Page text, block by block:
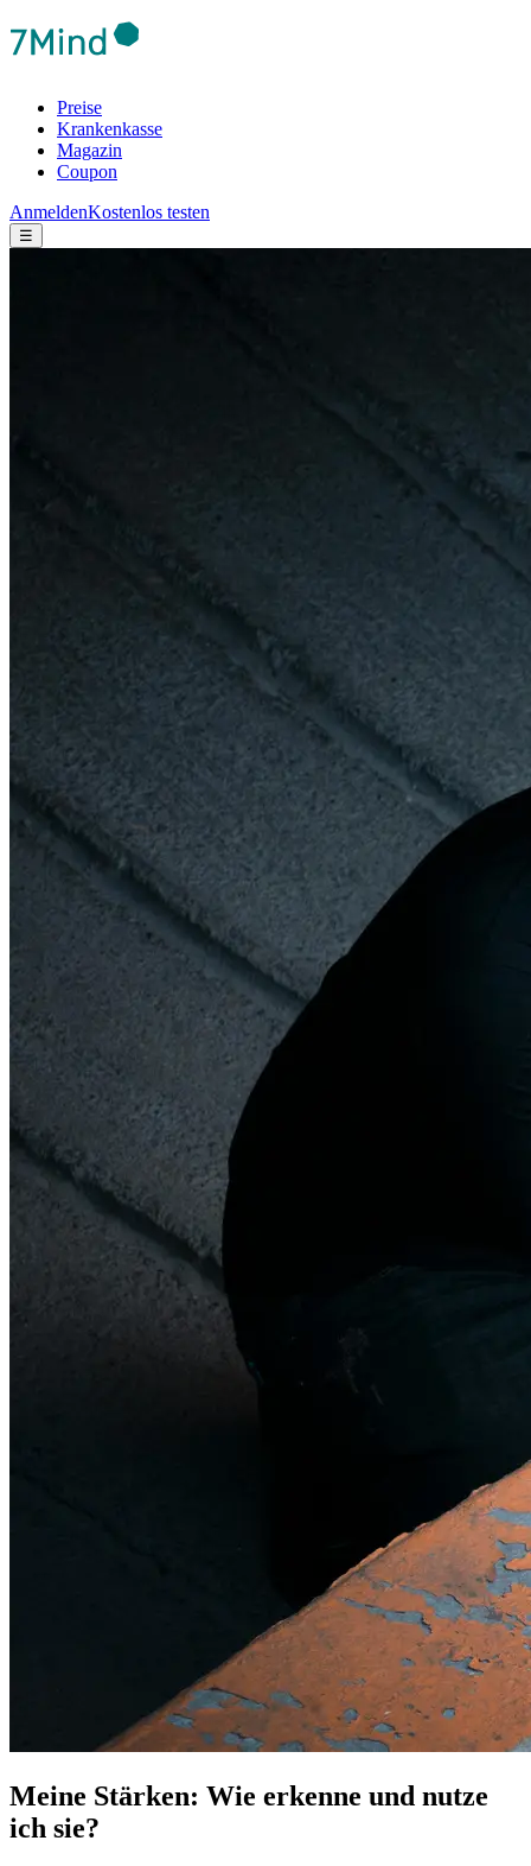
Preise
Krankenkasse
Magazin
Coupon
AnmeldenKostenlos testen
☰
Meine Stärken: Wie erkenne und nutze
ich sie?